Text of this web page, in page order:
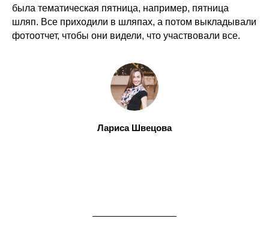
была тематическая пятница, например, пятница
шляп. Все приходили в шляпах, а потом выкладывали
фотоотчет, чтобы они видели, что участвовали все.
Лариса Швецова